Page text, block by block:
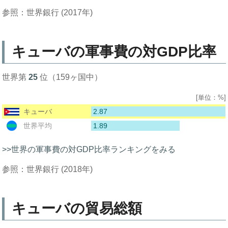
参照：世界銀行 (2017年)
キューバの軍事費の対GDP比率
世界第25 位（159ヶ国中）
[単位：%]
キューバ
2.87
世界平均
1.89
>>世界の軍事費の対GDP比率ランキングをみる
参照：世界銀行 (2018年)
キューバの貿易総額